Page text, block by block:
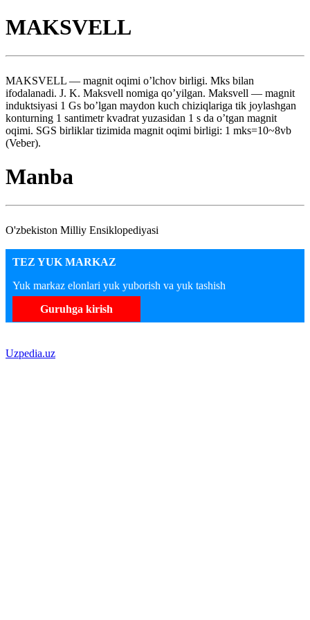
MAKSVELL
MAKSVELL — magnit oqimi o’lchov birligi. Mks bilan
ifodalanadi. J. K. Maksvell nomiga qo’yilgan. Maksvell — magnit
induktsiyasi 1 Gs bo’lgan maydon kuch chiziqlariga tik joylashgan
konturning 1 santimetr kvadrat yuzasidan 1 s da o’tgan magnit
oqimi. SGS birliklar tizimida magnit oqimi birligi: 1 mks=10~8vb
(Veber).
Manba
O'zbekiston Milliy Ensiklopediyasi
TEZ YUK MARKAZ
Yuk markaz elonlari yuk yuborish va yuk tashish
Guruhga kirish
Uzpedia.uz